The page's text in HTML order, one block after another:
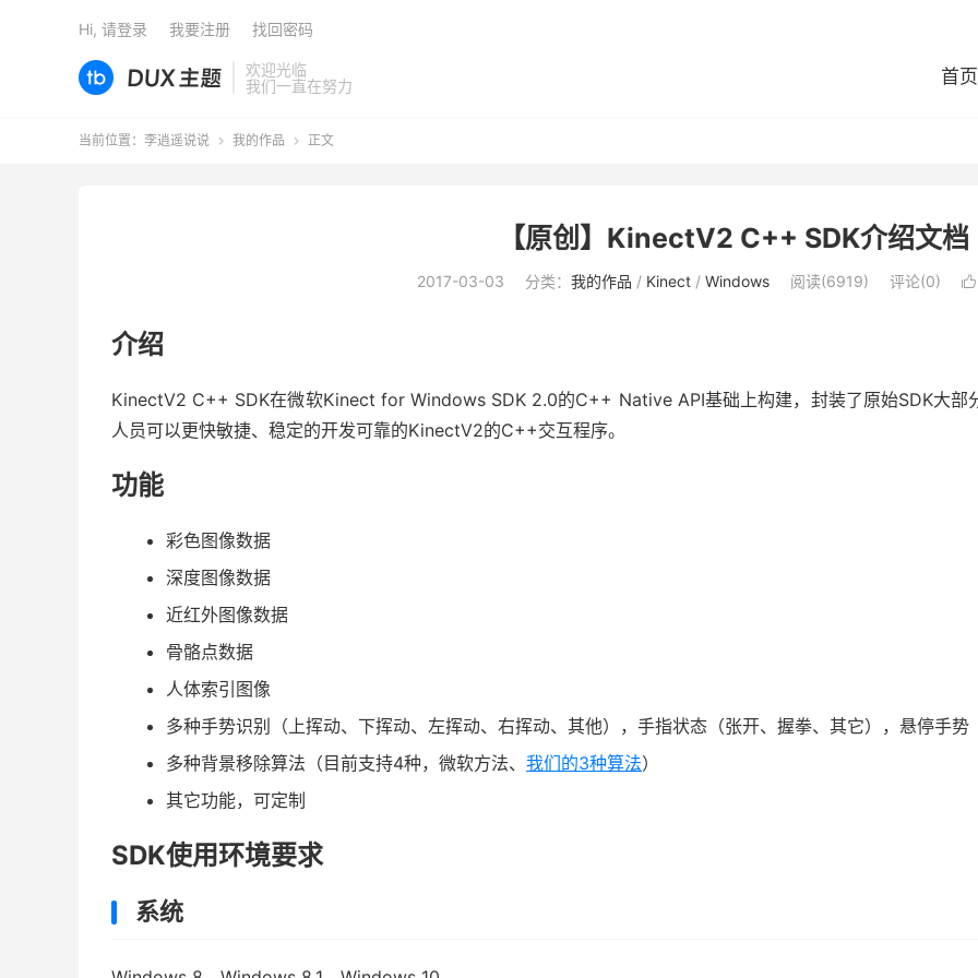
欢迎光临
我们一直在努力
首页
Hi, 请登录 我要注册 找回密码
当前位置： 李逍遥说说  我的作品  正文
【原创】KinectV2 C++ SDK介绍文档
2017-03-03 分类： 我的作品 / Kinect/ Windows 阅读(6919) 评论(0) 
介绍
KinectV2 C++ SDK在微软Kinect for Windows SDK 2.0的C++ Native API基础上构建，封装了原始SDK大部
人员可以更快敏捷、稳定的开发可靠的KinectV2的C++交互程序。
功能
彩色图像数据
深度图像数据
近红外图像数据
骨骼点数据
人体索引图像
多种手势识别（上挥动、下挥动、左挥动、右挥动、其他），手指状态（张开、握拳、其它），悬停手势
多种背景移除算法（目前支持4种，微软方法、 我们的3种算法）
其它功能，可定制
SDK使用环境要求
系统